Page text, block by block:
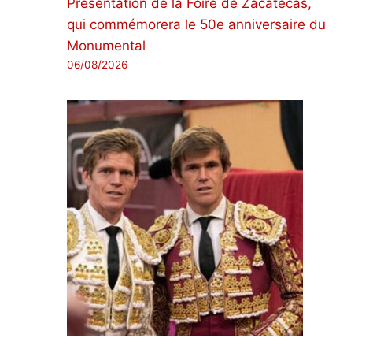
Présentation de la Foire de Zacatecas,
qui commémorera le 50e anniversaire du
Monumental
06/08/2026